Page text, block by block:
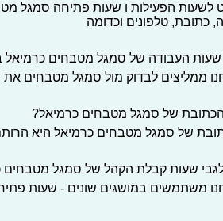
לשעות הפעילות ו שעות פתיחה סמגל
כתובת, טלפונים וכדומה
שעות העבודה של סמגל מטבחים כרמיאל
ממליצים לבדוק מול סמגל מטבחים
של סמגל מטבחים כרמיאל?
של סמגל מטבחים כרמיאל היא הרותם 4, א.ת
שעות קבלת הקהל של סמגל מטבחים
משתמשים במושגים שונים - שעות